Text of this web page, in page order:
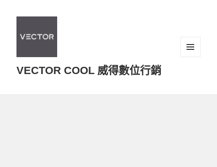
VECTOR COOL 威得數位行銷